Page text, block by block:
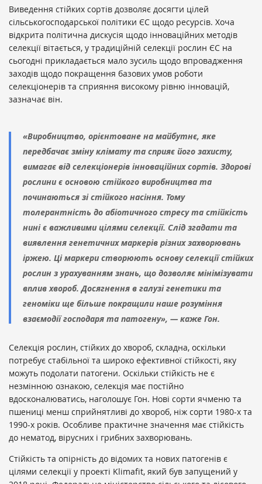
Виведення стійких сортів дозволяє досягти цілей
сільськогосподарської політики ЄС щодо ресурсів. Хоча
відкрита політична дискусія щодо інноваційних методів
селекції вітається, у традиційній селекції рослин ЄС на
сьогодні прикладається мало зусиль щодо впровадження
заходів щодо покращення базових умов роботи
селекціонерів та сприяння високому рівню інновацій,
зазначає він.
«Виробництво, орієнтоване на майбутнє, яке
передбачає зміну клімату та сприяє його захисту,
вимагає від селекціонерів інноваційних сортів. Здорові
рослини є основою стійкого виробництва та
починаються зі стійкого насіння. Тому
толерантність до абіотичного стресу та стійкість
нині є важливими цілями селекції. Слід згадати та
виявлення генетичних маркерів різних захворювань
іржею. Ці маркери створюють основу селекції стійких
рослин з урахуванням знань, що дозволяє мінімізувати
вплив хвороб. Досягнення в галузі генетики та
геноміки ще більше покращили наше розуміння
взаємодії господаря та патогену», — каже Гон.
Селекція рослин, стійких до хвороб, складна, оскільки
потребує стабільної та широко ефективної стійкості, яку
можуть подолати патогени. Оскільки стійкість не є
незмінною ознакою, селекція має постійно
вдосконалюватись, наголошує Гон. Нові сорти ячменю та
пшениці менш сприйнятливі до хвороб, ніж сорти 1980-х та
1990-х років. Особливе практичне значення має стійкість
до нематод, вірусних і грибних захворювань.
Стійкість та опірність до відомих та нових патогенів є
цілями селекції у проекті Klimafit, який був запущений у